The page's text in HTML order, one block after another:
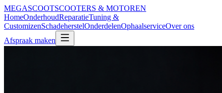
MEGASCOOTSCOOTERS & MOTOREN
HomeOnderhoudReparatieTuning &
CustomizenSchadeherstelOnderdelenOphaalserviceOver ons
Afspraak maken